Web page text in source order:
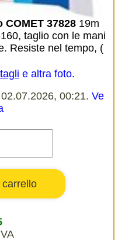
37828 19m
taglio con le mani
Resiste nel tempo, (
e altra foto.
00:21. Ve